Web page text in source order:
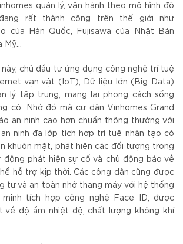
quản lý, vận hành theo mô hình đô
rất thành công trên thế giới như
của Hàn Quốc, Fujisawa của Nhật Bản
Mỹ…
chủ đầu tư ứng dụng công nghệ trí tuệ
vạn vật (IoT), Dữ liệu lớn (Big Data)
lý tập trung, mang lại phong cách sống
có. Nhờ đó mà cư dân Vinhomes Grand
an ninh cao hơn chuẩn thông thường với
ninh đa lớp tích hợp trí tuệ nhân tạo có
khuôn mặt, phát hiện các đối tượng trong
động phát hiện sự cố và chủ động báo về
hỗ trợ kịp thời. Các công dân cũng được
tư và an toàn nhờ thang máy với hệ thống
tích hợp công nghệ Face ID; được
về độ ẩm nhiệt độ, chất lượng không khí